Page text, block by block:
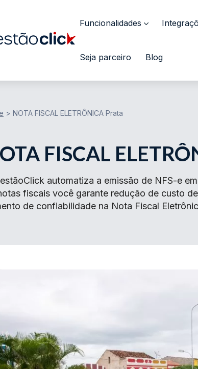
Funcionalidades
Seja parceiro Blog
> NOTA FISCAL ELETRÔNICA Prata
FISCAL
automatiza a emissão de NFS-e
fiscais você garante redução de custo
de confiabilidade na Nota Fiscal